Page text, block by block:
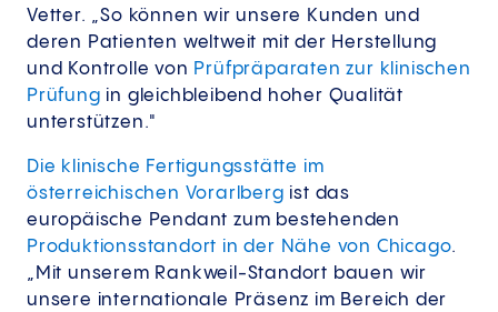
Vetter. „So können wir unsere Kunden und
deren Patienten weltweit mit der Herstellung
und Kontrolle von Prüfpräparaten zur klinischen
Prüfung in gleichbleibend hoher Qualität
unterstützen."
Die klinische Fertigungsstätte im
österreichischen Vorarlberg ist das
europäische Pendant zum bestehenden
Produktionsstandort in der Nähe von Chicago.
„Mit unserem Rankweil-Standort bauen wir
unsere internationale Präsenz im Bereich der